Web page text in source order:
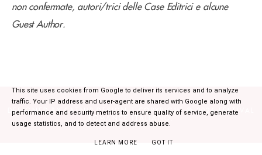
non confermate, autori/trici delle Case Editrici e alcune
Guest Author.
DESIGNED BY CATNIP DESIGN | COPYRIGHT ©2026FESTIVAL
ROMANCE ITALIANO .
This site uses cookies from Google to deliver its services and to analyze
traffic. Your IP address and user-agent are shared with Google along with
performance and security metrics to ensure quality of service, generate
usage statistics, and to detect and address abuse.
LEARN MORE GOT IT